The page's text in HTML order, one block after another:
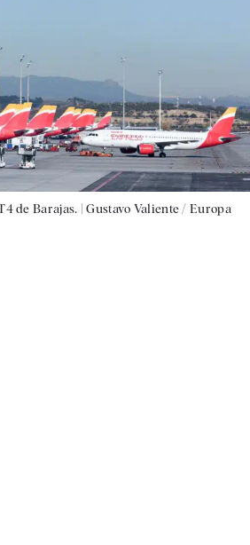
de Barajas. |Gustavo Valiente / Europa